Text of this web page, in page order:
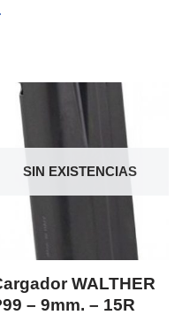
SIN EXISTENCIAS
WALTHER
– 9mm. – 15R